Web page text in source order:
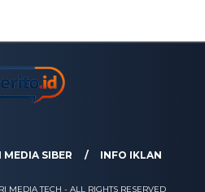
SIBER INFO IKLAN
MEDIA TECH - ALL RIGHTS RESERVED